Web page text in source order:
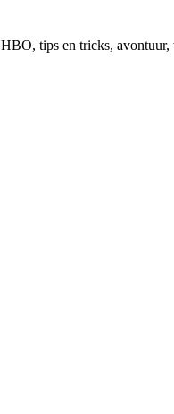
tips en tricks,